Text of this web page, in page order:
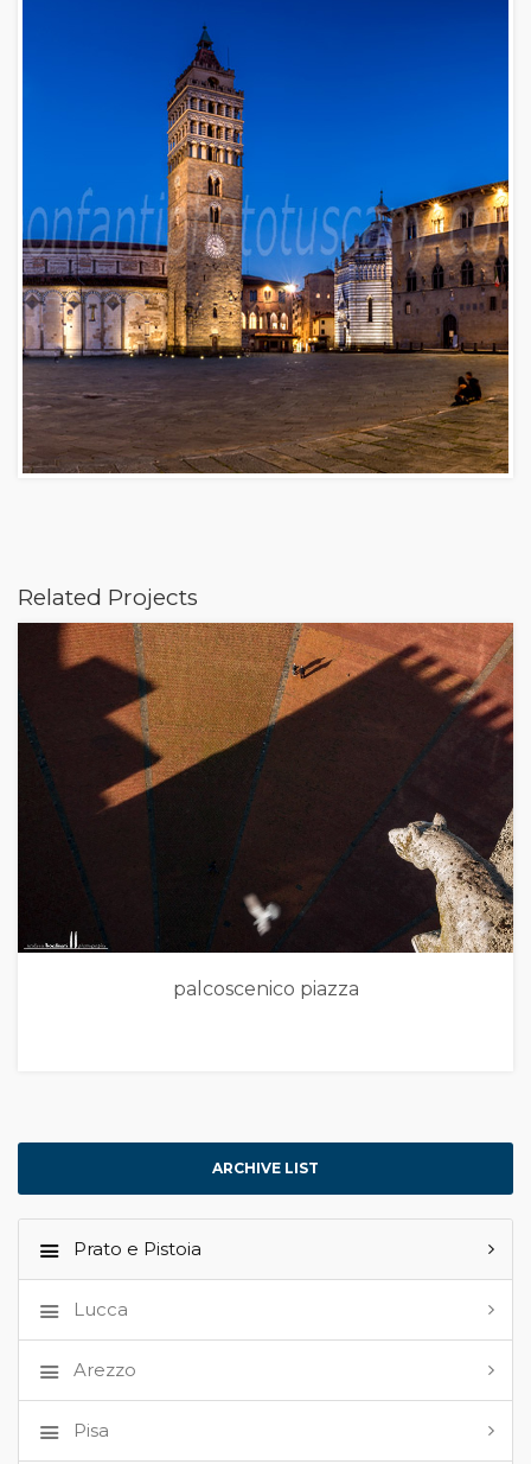
Related Projects
palcoscenico piazza
ARCHIVE LIST
Prato e Pistoia
Lucca
Arezzo
Pisa